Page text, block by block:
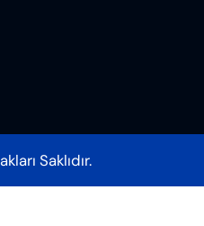
Saklıdır.